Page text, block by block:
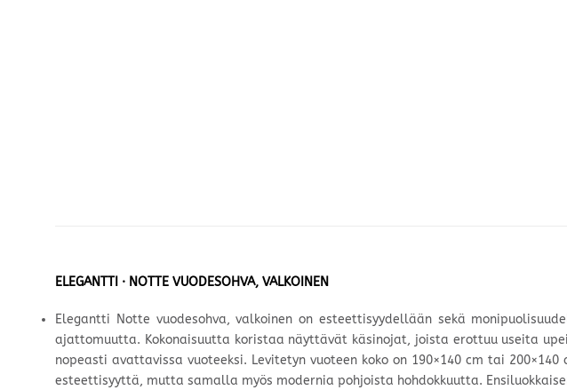
ELEGANTTI · NOTTE VUODESOHVA, VALKOINEN
Elegantti Notte vuodesohva, valkoinen on esteettisyydellään sekä
ajattomuutta. Kokonaisuutta koristaa näyttävät käsinojat, joista erottuu useita
nopeasti avattavissa vuoteeksi. Levitetyn vuoteen koko on 190×140 cm tai
esteettisyyttä, mutta samalla myös modernia pohjoista hohdokkuutta.